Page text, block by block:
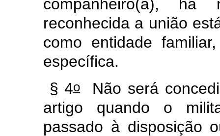
companheiro(a),
reconhecida a união
como entidade
específica.
§ 4oNão será
artigo quando o
passado à disposição